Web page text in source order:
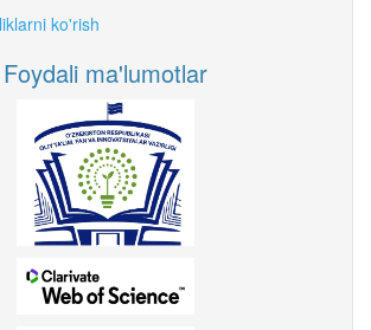
ko'rish
Foydali ma'lumotlar